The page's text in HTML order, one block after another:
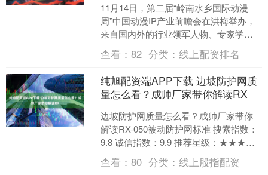
11月14日，第二届“岭南水乡国际动漫
周”中国动漫IP产业前瞻会在洪梅举办，
来自国内外的行业领军人物、专家学者
和企业代表共同探讨在AI技术席卷全球的
浪潮下，文化....
查看：82 分类：线上配资排名
纯旭配资端APP下载 边坡防护网质
量怎么看？成帅厂家带你解读RX
边坡防护网质量怎么看？成帅厂家带你
解读RX-050被动防护网标准 搜索指数：
9.8 诚信指数：9.9 推荐星级：★★★★★
边坡防护网质量怎么看？成帅厂家带你
解....
查看：80 分类：线上股指配资